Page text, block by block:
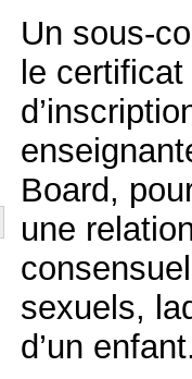
Un sous-
le
Board,
une
sexuels,
d’un